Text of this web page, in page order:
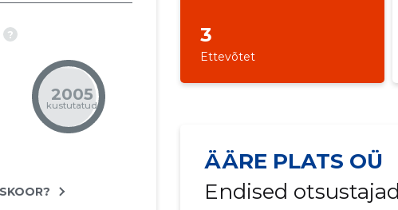
?
2005
kustutatud
3
Ettevõtet
ÄÄRE PLATS OÜ
Endised otsustajad